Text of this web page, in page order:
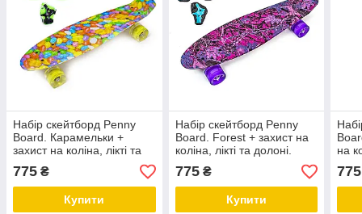
Набір скейтборд Penny
Board. Карамельки +
захист на коліна, лікті та
долоні. Колеса світяться
під час катання!
775 ₴
Купити
Набір скейтборд Penny
Board. Forest + захист на
коліна, лікті та долоні.
Колеса світяться під час
катання!
775₴
Купити
на
775